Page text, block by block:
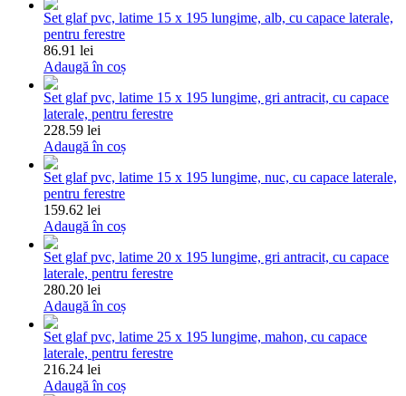
Set glaf pvc, latime 15 x 195 lungime, alb, cu capace laterale,
pentru ferestre
86.91 lei
Adaugă în coș
Set glaf pvc, latime 15 x 195 lungime, gri antracit, cu capace
laterale, pentru ferestre
228.59 lei
Adaugă în coș
Set glaf pvc, latime 15 x 195 lungime, nuc, cu capace laterale,
pentru ferestre
159.62 lei
Adaugă în coș
Set glaf pvc, latime 20 x 195 lungime, gri antracit, cu capace
laterale, pentru ferestre
280.20 lei
Adaugă în coș
Set glaf pvc, latime 25 x 195 lungime, mahon, cu capace
laterale, pentru ferestre
216.24 lei
Adaugă în coș